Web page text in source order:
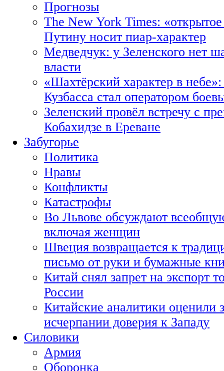
Прогнозы
The New York Times:
Путину носит пиар-характер
Медведчук: у Зеленского нет
власти
«Шахтёрский характер в
Кузбасса стал оператором
Зеленский провёл встречу с
Кобахидзе в Ереване
Забугорье
Политика
Нравы
Конфликты
Катастрофы
Во Львове обсуждают
включая женщин
Швеция возвращается к
письмо от руки и бумажные
Китай снял запрет на экспорт
России
Китайские аналитики оценили
исчерпании доверия к Западу
Силовики
Армия
Оборонка